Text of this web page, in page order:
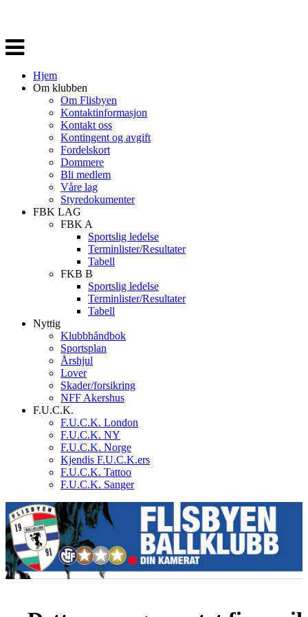
Veksle
navigasjon
Hjem
Om klubben
Om Flisbyen
Kontaktinformasjon
Kontakt oss
Kontingent og avgift
Fordelskort
Dommere
Bli medlem
Våre lag
Styredokumenter
FBK LAG
FBK A
Sportslig ledelse
Terminlister/Resultater
Tabell
FKB B
Sportslig ledelse
Terminlister/Resultater
Tabell
Nyttig
Klubbhåndbok
Sportsplan
Årshjul
Lover
Skader/forsikring
NFF Akershus
F.U.C.K.
F.U.C.K. London
F.U.C.K. NY
F.U.C.K. Norge
Kjendis F.U.C.K.ers
F.U.C.K. Tattoo
F.U.C.K. Sanger